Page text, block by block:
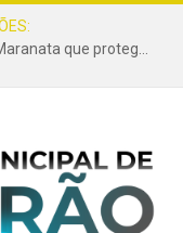
Projeto de autoria do presidente Gessé Maranata que protege as estradas vicinais de Trairão é transformado em lei